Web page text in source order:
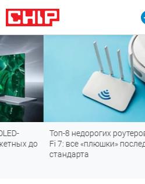
Топ-8 недорогих роутеров с Wi-
Fi 7: все «плюшки» последнего
стандарта